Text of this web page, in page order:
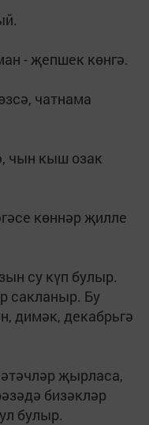
- җепшек көнгә.
чатнама
чын кыш озак
көннәр җилле
су күп булыр.
сакланыр. Бу
димәк, декабрьгә
җырласа,
бизәкләр
булыр.